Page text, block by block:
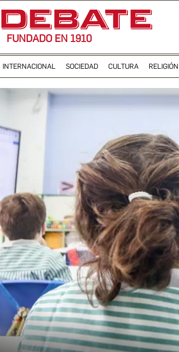
FUNDADO EN 1910
INTERNACIONAL SOCIEDAD CULTURA RELIGIÓN